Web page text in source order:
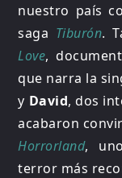
nuestro país
saga Tiburón.
Love,
que narra la
y David, dos
acabaron
Horrorland,
terror más